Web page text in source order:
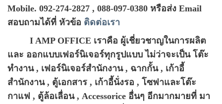
Mobile. 092-274-2827 , 088-097-0380 หรือส่ง Email
สอบถามได้ที่ หัวข้อ ติดต่อเรา
I AMP OFFICE เราคือ ผู้เชี่ยวชาญในการผลิต
และ ออกแบบเฟอร์นิเจอร์ทุกรูปแบบ ไม่ว่าจะเป็น โต๊ะ
ทำงาน , เฟอร์นิเจอร์สำนักงาน , ฉากกั้น , เก้าอี้
สำนักงาน , ตู้เอกสาร , เก้าอี้นั่งรอ , โซฟาและโต๊ะ
กาแฟ , ตู้ล้อเลื่อน , Accessorice อื่นๆ อีกมากมายที่ มา